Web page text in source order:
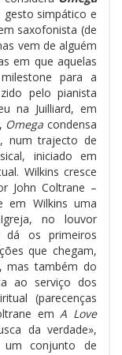
gesto simpático e
saxofonista (de
vem de alguém
em que aquelas
para a
pelo pianista
na Juilliard, em
Omega condensa
num trajecto de
iniciado em
Wilkins cresce
John Coltrane –
em Wilkins uma
no louvor
dá os primeiros
que chegam,
mas também do
ao serviço dos
(parecenças
em A Love
da verdade»,
conjunto de